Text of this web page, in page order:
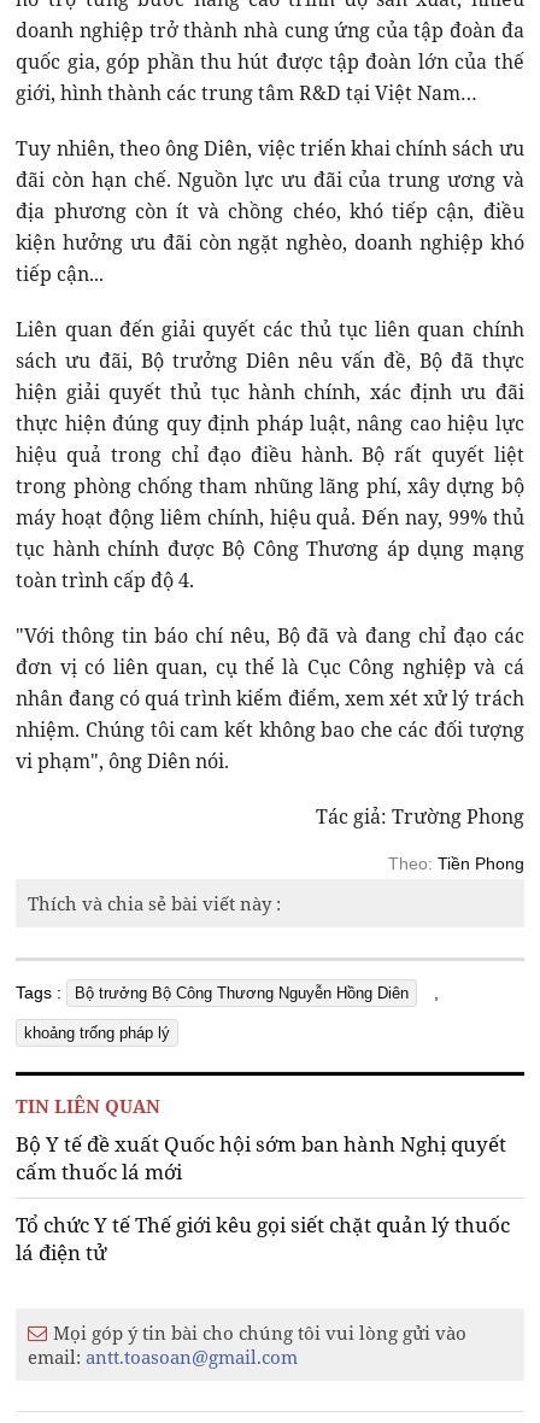
doanh nghiệp trở thành nhà cung ứng của tập đoàn đa
quốc gia, góp phần thu hút được tập đoàn lớn của thế
giới, hình thành các trung tâm R&D tại Việt Nam…
Tuy nhiên, theo ông Diên, việc triển khai chính sách ưu
đãi còn hạn chế. Nguồn lực ưu đãi của trung ương và
địa phương còn ít và chồng chéo, khó tiếp cận, điều
kiện hưởng ưu đãi còn ngặt nghèo, doanh nghiệp khó
tiếp cận...
Liên quan đến giải quyết các thủ tục liên quan chính
sách ưu đãi, Bộ trưởng Diên nêu vấn đề, Bộ đã thực
hiện giải quyết thủ tục hành chính, xác định ưu đãi
thực hiện đúng quy định pháp luật, nâng cao hiệu lực
hiệu quả trong chỉ đạo điều hành. Bộ rất quyết liệt
trong phòng chống tham nhũng lãng phí, xây dựng bộ
máy hoạt động liêm chính, hiệu quả. Đến nay, 99% thủ
tục hành chính được Bộ Công Thương áp dụng mạng
toàn trình cấp độ 4.
"Với thông tin báo chí nêu, Bộ đã và đang chỉ đạo các
đơn vị có liên quan, cụ thể là Cục Công nghiệp và cá
nhân đang có quá trình kiểm điểm, xem xét xử lý trách
nhiệm. Chúng tôi cam kết không bao che các đối tượng
vi phạm", ông Diên nói.
Tác giả: Trường Phong
Theo: Tiền Phong
Thích và chia sẻ bài viết này :
Tags : Bộ trưởng Bộ Công Thương Nguyễn Hồng Diên
khoảng trống pháp lý
TIN LIÊN QUAN
Bộ Y tế đề xuất Quốc hội sớm ban hành Nghị quyết
cấm thuốc lá mới
Tổ chức Y tế Thế giới kêu gọi siết chặt quản lý thuốc
lá điện tử
Mọi góp ý tin bài cho chúng tôi vui lòng gửi vào
email:antt.toasoan@gmail.com